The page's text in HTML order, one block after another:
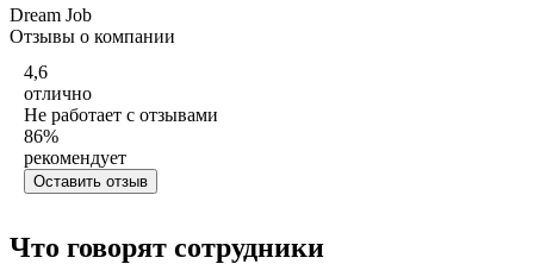
Dream Job
Отзывы о компании
4,6
отлично
Не работает с отзывами
86%
рекомендует
Оставить отзыв
Что говорят сотрудники